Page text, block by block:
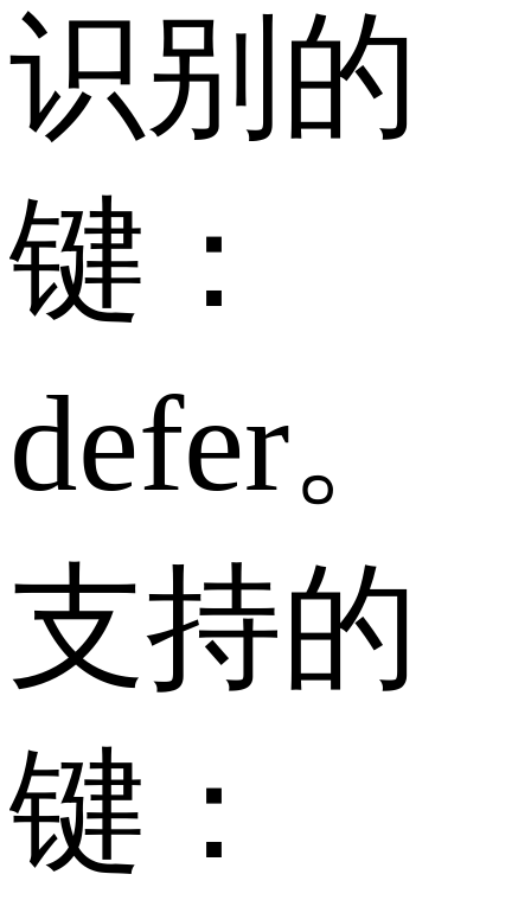
识别的
键：
defer。
支持的
键：